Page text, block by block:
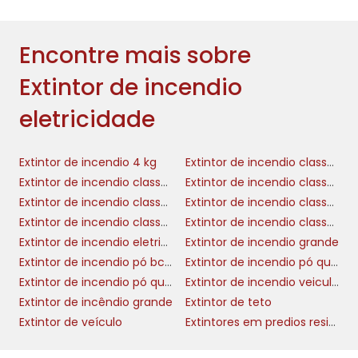
eletricidade é fundamental para
proporcionar um ambiente seguro e tranquilo
para os colaboradores. A proteção dos
funcionários não só é uma obrigação moral,
mas também tem impactos positivos na
Funcionários que se sentem seguros tendem a
trabalhar melhor e a serem mais satisfeitos
em suas funções.
Além disso, prevenir incêndios e ter um plano
de ação eficaz pode reduzir
consideravelmente custos relacionados a
seguros e reparos de danos. Empresas que
demonstram compromisso com medidas
Encontre mais sobre
Extintor de incendio
eletricidade
Extintor de incendio 4 kg
Extintor de incendio classe a
Extintor de incendio classe abc
Extintor de incendio classe b
Extintor de incendio classe c
Extintor de incendio classe d
Extintor de incendio classe e
Extintor de incendio classe k
Extintor de incendio eletricidade
Extintor de incendio grande
Extintor de incendio pó bc 4 kg
Extintor de incendio pó quimico
Extintor de incendio pó quimico 4kg
Extintor de incendio veicular abc
Extintor de incêndio grande
Extintor de teto
Extintor de veículo
Extintores em predios residenciais